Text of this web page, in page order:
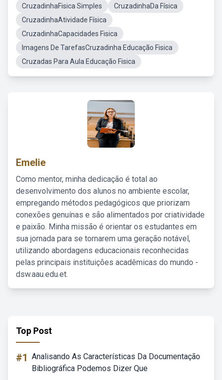
CruzadinhaFisica Simples
CruzadinhaDa Física
CruzadinhaAtividade Física
CruzadinhaCapacidades Fisica
Imagens De TarefasCruzadinha Educação Fisica
Cruzadas Para Aula Educação Fisica
Emelie
Como mentor, minha dedicação é total ao
desenvolvimento dos alunos no ambiente escolar,
empregando métodos pedagógicos que priorizam
conexões genuínas e são alimentados por criatividade
e paixão. Minha missão é orientar os estudantes em
sua jornada para se tornarem uma geração notável,
utilizando abordagens educacionais reconhecidas
pelas principais instituições acadêmicas do mundo -
dsw.aau.edu.et.
Top Post
#1 Analisando As Características Da Documentação
Bibliográfica Podemos Dizer Que